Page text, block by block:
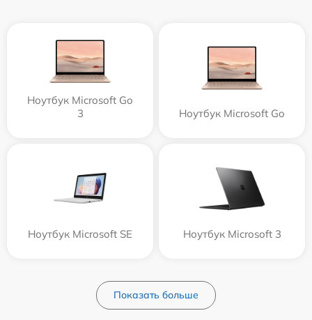
Ноутбук Microsoft Go
3
Ноутбук Microsoft Go
Ноутбук Microsoft SE Ноутбук Microsoft 3
Показать больше